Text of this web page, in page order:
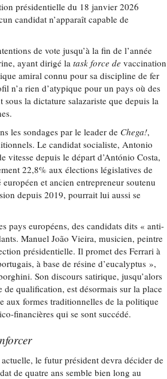
présidentielle du 18 janvier 2026
candidat n’apparaît capable de
de vote jusqu’à la fin de l’année
ayant dirigé latask force de vaccination
amiral connu pour sa discipline de fer
n’a rien d’atypique pour un pays où des
la dictature salazariste que depuis la
les sondages par le leader de Chega!,
Le candidat socialiste, Antonio
vitesse depuis le départ d’António Costa,
22,8% aux élections législatives de
et ancien entrepreneur soutenu
depuis 2019, pourrait lui aussi se
pays européens, des candidats dits « anti-
Manuel João Vieira, musicien, peintre
présidentielle. Il promet des Ferrari à
à base de résine d’eucalyptus »,
Son discours satirique, jusqu’alors
de qualification, est désormais sur la place
aux formes traditionnelles de la politique
financières qui se sont succédé.
le futur président devra décider de
de quatre ans semble bien long au